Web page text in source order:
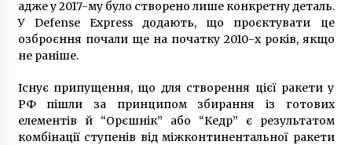
адже у 2017-му було створено лише конкретну деталь.
У Defense Express додають, що проєктувати це
озброєння почали ще на початку 2010-х років, якщо
не раніше.
Існує припущення, що для створення цієї ракети у
РФ пішли за принципом збирання із готових
елементів й “Орєшнік” або “Кедр” є результатом
комбінації ступенів від міжконтинентальної ракети